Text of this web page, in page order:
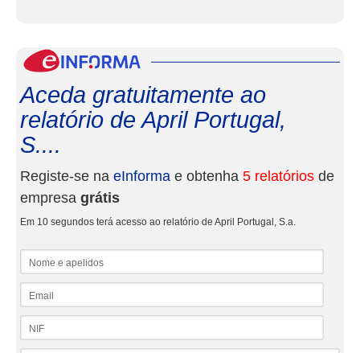
Aceda gratuitamente ao
relatório de April Portugal,
S....
Registe-se na eInforma e obtenha 5 relatórios de
empresa grátis
Em 10 segundos terá acesso ao relatório de April Portugal, S.a.